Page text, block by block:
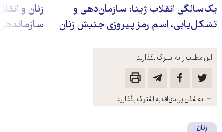
این مطلب را به اشتراک بگذارید
باز
کنید
به شکل پی‌دی‌اف به اشتراک بگذارید
یک‌سالگی انقلاب ژینا: سازمان‌دهی و
تشکل‌یابی، اسم رمز پیروزی جنبش زنان
زنان و
زنان